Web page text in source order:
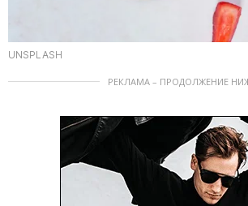
UNSPLASH
РЕКЛАМА – ПРОДОЛЖЕНИЕ